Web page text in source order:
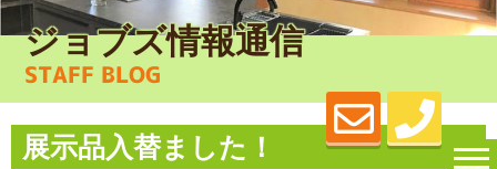
ジョブズ情報通信
STAFF BLOG
展示品入替ました！